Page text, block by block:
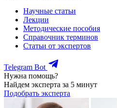
Научные статьи
Лекции
Методические пособия
Справочник терминов
Статьи от экспертов
Telegram Bot
Нужна помощь?
Найдем эксперта за 5 минут
Подобрать эксперта